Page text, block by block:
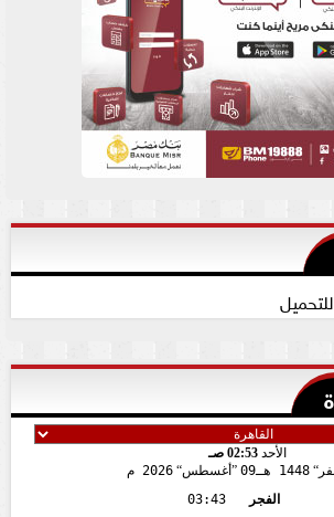
الأحد02:53 صـ
1448 هـ 09 أغسطس 2026 م
الفجر
03:43